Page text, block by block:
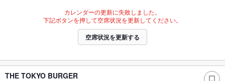
カレンダーの更新に失敗しました。
下記ボタンを押して空席状況を更新してください。
空席状況を更新する
THE TOKYO BURGER